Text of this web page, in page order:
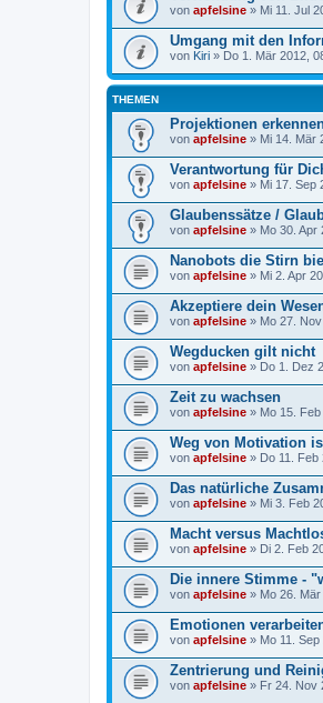
von apfelsine » Mi 11. Jul
Umgang mit den
von Kiri » Do 1. Mär 2012,
THEMEN
Projektionen
von apfelsine » Mi 14. Mär
Verantwortung für
von apfelsine » Mi 17. Sep
Glaubenssätze /
von apfelsine » Mo 30. Apr
Nanobots die Stirn
von apfelsine » Mi 2. Apr
Akzeptiere dein
von apfelsine » Mo 27.
Wegducken gilt nicht
von apfelsine » Do 1. Dez
Zeit zu wachsen
von apfelsine » Mo 15.
Weg von Motivation
von apfelsine » Do 11. Feb
Das natürliche
von apfelsine » Mi 3. Feb
Macht versus
von apfelsine » Di 2. Feb
Die innere Stimme -
von apfelsine » Mo 26.
Emotionen
von apfelsine » Mo 11.
Zentrierung und
von apfelsine » Fr 24. Nov